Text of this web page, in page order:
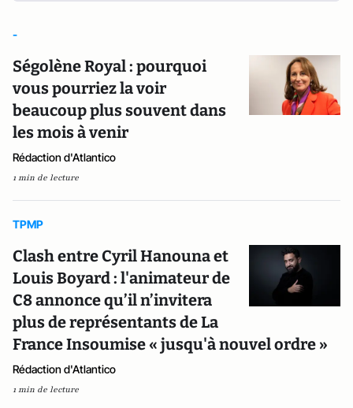
-
Ségolène Royal : pourquoi
vous pourriez la voir
beaucoup plus souvent dans
les mois à venir
Rédaction d'Atlantico
1 min de lecture
TPMP
Clash entre Cyril Hanouna et
Louis Boyard : l'animateur de
C8 annonce qu’il n’invitera
plus de représentants de La
France Insoumise « jusqu'à nouvel ordre »
Rédaction d'Atlantico
1 min de lecture